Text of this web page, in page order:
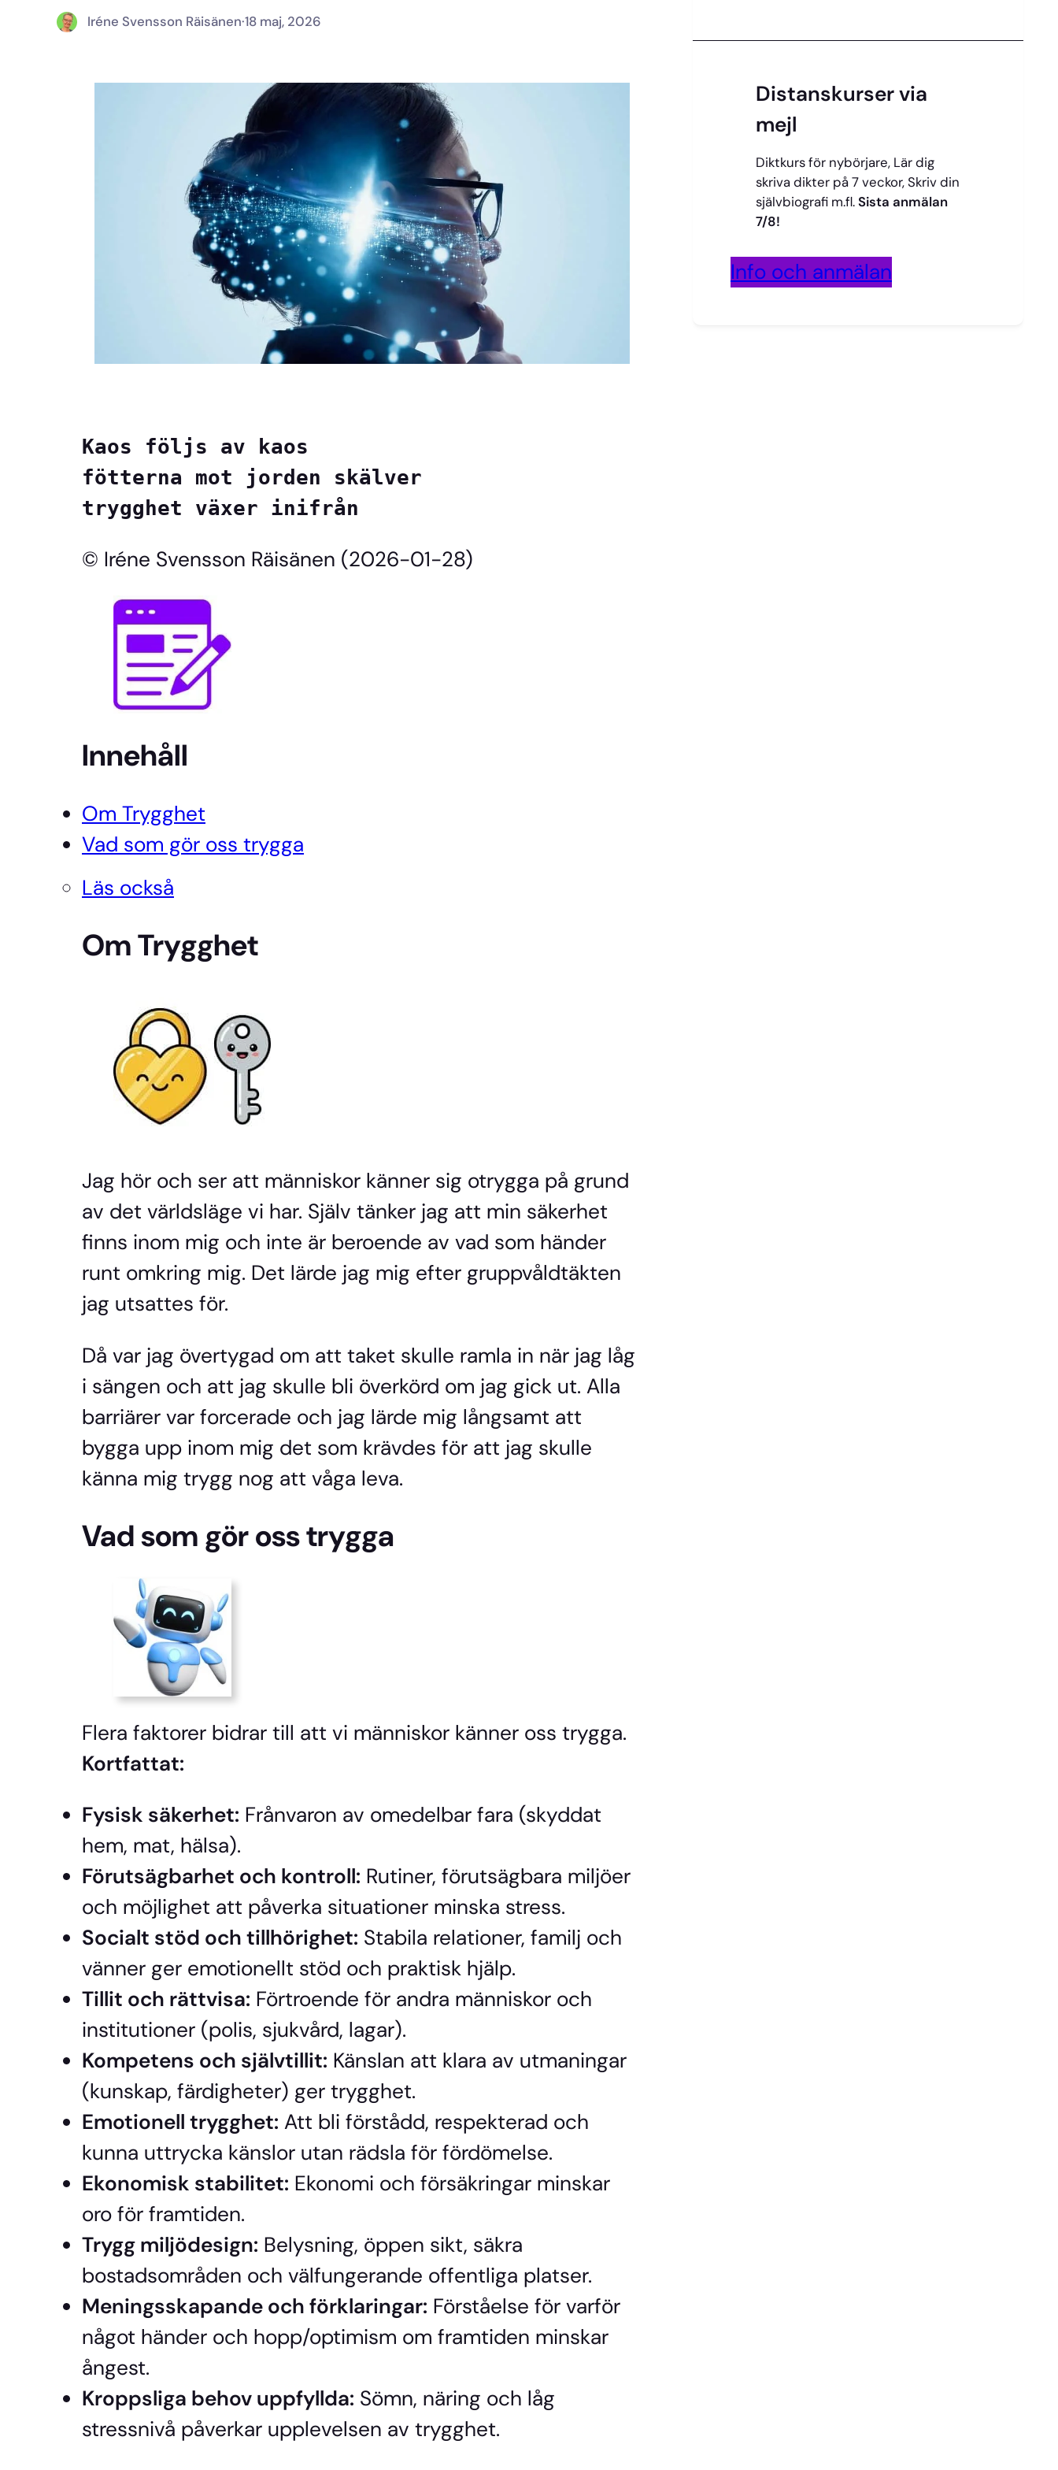
Iréne Svensson Räisänen·18 maj, 2026
Kaos följs av kaos
fötterna mot jorden skälver
trygghet växer inifrån
© Iréne Svensson Räisänen (2026-01-28)
Innehåll
Om Trygghet
Vad som gör oss trygga
Läs också
Om Trygghet
Jag hör och ser att människor känner sig otrygga på grund
av det världsläge vi har. Själv tänker jag att min säkerhet
finns inom mig och inte är beroende av vad som händer
runt omkring mig. Det lärde jag mig efter gruppvåldtäkten
jag utsattes för.
Då var jag övertygad om att taket skulle ramla in när jag låg
i sängen och att jag skulle bli överkörd om jag gick ut. Alla
barriärer var forcerade och jag lärde mig långsamt att
bygga upp inom mig det som krävdes för att jag skulle
känna mig trygg nog att våga leva.
Vad som gör oss trygga
Flera faktorer bidrar till att vi människor känner oss trygga.
Kortfattat:
Fysisk säkerhet: Frånvaron av omedelbar fara (skyddat
hem, mat, hälsa).
Förutsägbarhet och kontroll: Rutiner, förutsägbara miljöer
och möjlighet att påverka situationer minska stress.
Socialt stöd och tillhörighet: Stabila relationer, familj och
vänner ger emotionellt stöd och praktisk hjälp.
Tillit och rättvisa: Förtroende för andra människor och
institutioner (polis, sjukvård, lagar).
Kompetens och självtillit: Känslan att klara av utmaningar
(kunskap, färdigheter) ger trygghet.
Emotionell trygghet: Att bli förstådd, respekterad och
kunna uttrycka känslor utan rädsla för fördömelse.
Ekonomisk stabilitet: Ekonomi och försäkringar minskar
oro för framtiden.
Trygg miljödesign: Belysning, öppen sikt, säkra
bostadsområden och välfungerande offentliga platser.
Meningsskapande och förklaringar: Förståelse för varför
något händer och hopp/optimism om framtiden minskar
ångest.
Kroppsliga behov uppfyllda: Sömn, näring och låg
stressnivå påverkar upplevelsen av trygghet.
Distanskurser via
mejl
Diktkurs för nybörjare, Lär dig
skriva dikter på 7 veckor, Skriv din
självbiografi m.fl.Sista anmälan
7/8!
Info och anmälan